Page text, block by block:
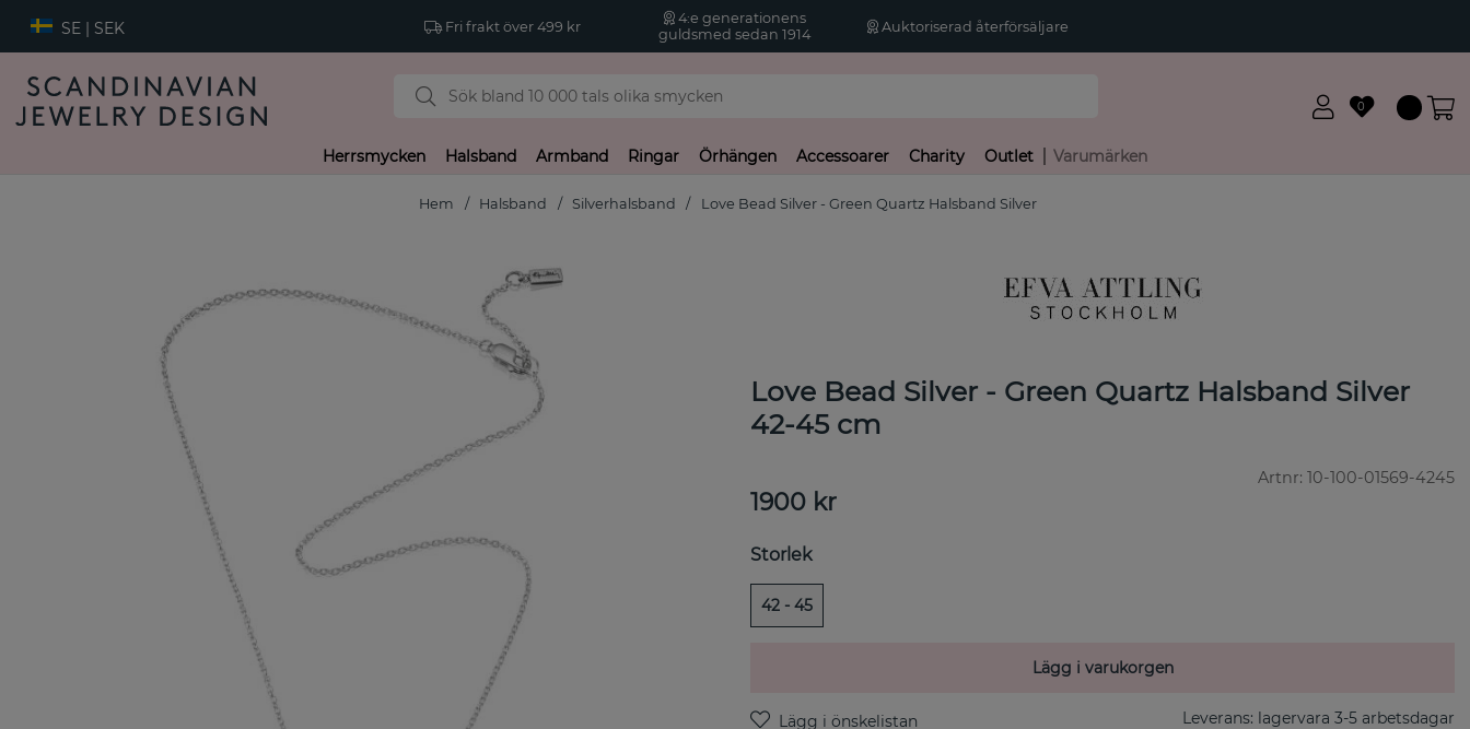
SE | SEK Fri frakt över 499 kr
4:e generationens
guldsmed sedan 1914
Auktoriserad återförsäljare
0
Herrsmycken Halsband Armband Ringar Örhängen Accessoarer Charity Outlet Varumärken
Hem Halsband Silverhalsband Love Bead Silver - Green Quartz Halsband Silver
Love Bead Silver - Green Quartz Halsband Silver
42-45 cm
Artnr: 10-100-01569-4245
1900 kr
Storlek
42 - 45
Lägg i varukorgen
Leverans: lagervara 3-5 arbetsdagar